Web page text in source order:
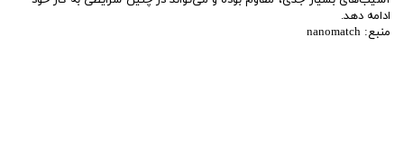
ادامه دهد.
منبع: nanomatch